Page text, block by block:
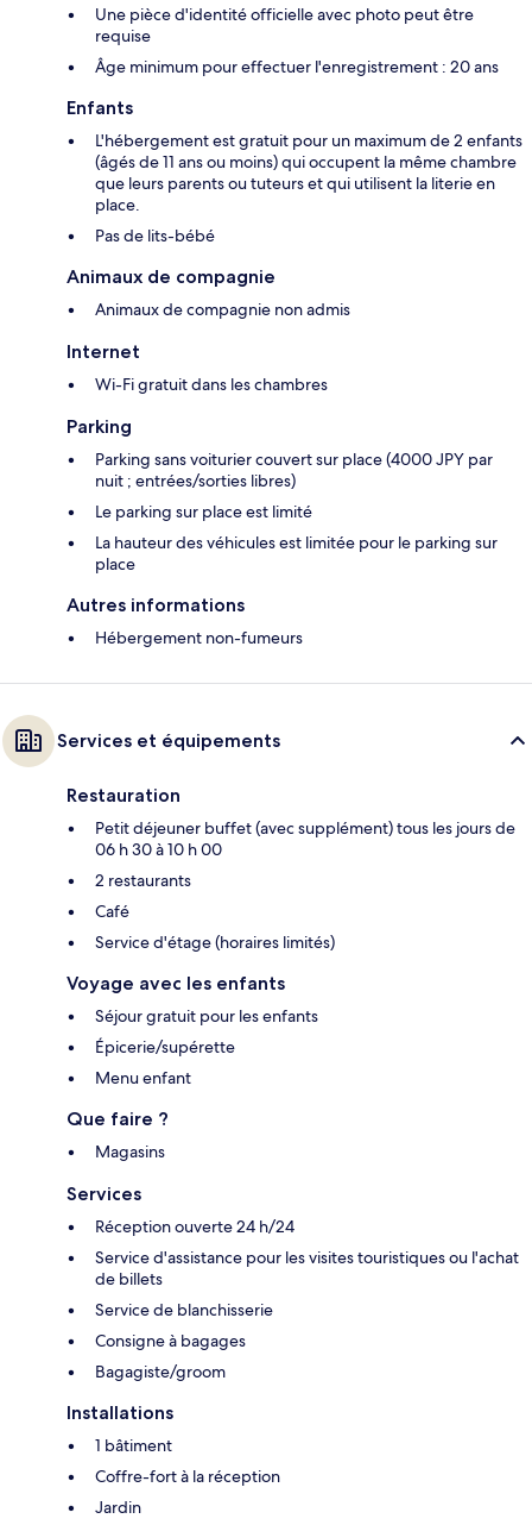
Une pièce d'identité officielle avec photo peut être
requise
Âge minimum pour effectuer l'enregistrement : 20 ans
Enfants
L'hébergement est gratuit pour un maximum de 2 enfants
(âgés de 11 ans ou moins) qui occupent la même chambre
que leurs parents ou tuteurs et qui utilisent la literie en
place.
Pas de lits-bébé
Animaux de compagnie
Animaux de compagnie non admis
Internet
Wi-Fi gratuit dans les chambres
Parking
Parking sans voiturier couvert sur place (4000 JPY par
nuit ; entrées/sorties libres)
Le parking sur place est limité
La hauteur des véhicules est limitée pour le parking sur
place
Autres informations
Hébergement non-fumeurs
Services et équipements
Restauration
Petit déjeuner buffet (avec supplément) tous les jours de
06 h 30 à 10 h 00
2 restaurants
Café
Service d'étage (horaires limités)
Voyage avec les enfants
Séjour gratuit pour les enfants
Épicerie/supérette
Menu enfant
Que faire ?
Magasins
Services
Réception ouverte 24 h/24
Service d'assistance pour les visites touristiques ou l'achat
de billets
Service de blanchisserie
Consigne à bagages
Bagagiste/groom
Installations
1 bâtiment
Coffre-fort à la réception
Jardin